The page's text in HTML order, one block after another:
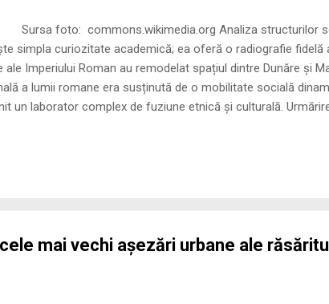
Analiza structurilor sociale
simpla curiozitate academică; ea oferă o radiografie fidelă
Imperiului Roman au remodelat spațiul dintre Dunăre și
a lumii romane era susținută de o mobilitate socială
un laborator complex de fuziune etnică și culturală.
de rom...
mai vechi așezări urbane ale